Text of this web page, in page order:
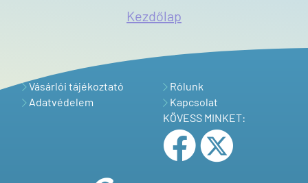
Kezdőlap
Vásárlói tájékoztató
Adatvédelem
Rólunk
Kapcsolat
KÖVESS MINKET: